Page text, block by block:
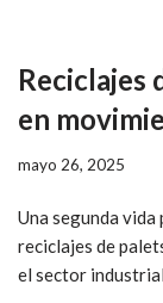
Reciclajes
en
mayo 26, 2025
Una segunda
reciclajes de
el sector